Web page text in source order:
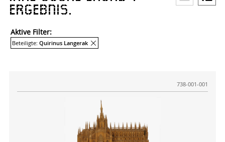
Ergebnis.
Aktive Filter:
Entferne Filter
Beteiligte: Quirinus Langerak
738-001-001